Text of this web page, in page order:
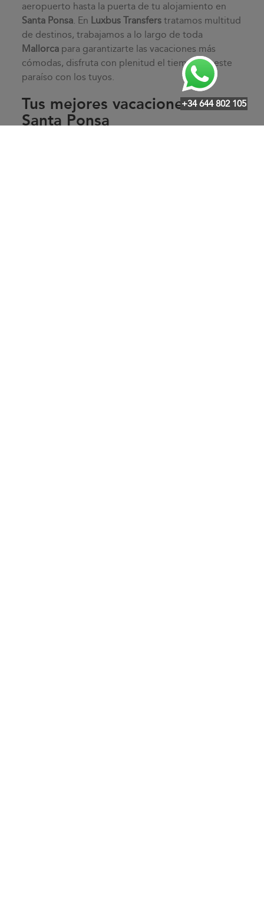
+34 644 802 105
aeropuerto hasta la puerta de tu alojamiento en
Santa Ponsa. En Luxbus Transfers tratamos multitud
de destinos, trabajamos a lo largo de toda
Mallorca para garantizarte las vacaciones más
cómodas, disfruta con plenitud el tiempo en este
paraíso con los tuyos.
Tus mejores vacaciones en
Santa Ponsa